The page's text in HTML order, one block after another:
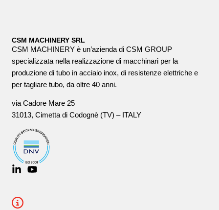
CSM MACHINERY SRL
CSM MACHINERY è un’azienda di CSM GROUP
specializzata nella realizzazione di macchinari per la
produzione di tubo in acciaio inox, di resistenze elettriche e
per tagliare tubo, da oltre 40 anni.
via Cadore Mare 25
31013, Cimetta di Codognè (TV) – ITALY